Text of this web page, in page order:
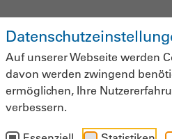
Auf unserer Webseite werden
davon werden zwingend
ermöglichen, Ihre
verbessern.
News &